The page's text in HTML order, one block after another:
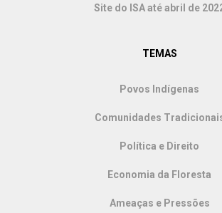
Site do ISA até abril de
TEMAS
Povos Indígenas
Comunidades
Política e Direito
Economia da Floresta
Ameaças e Pressões